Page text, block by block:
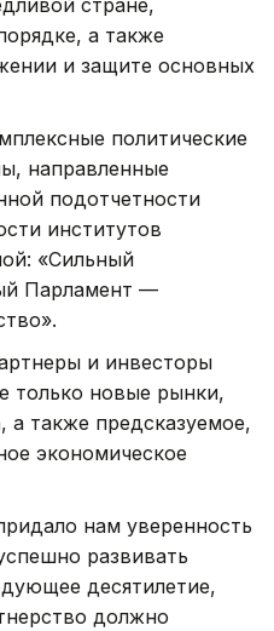
стране,
а также
и защите основных
политические
направленные
подотчетности
институтов
«Сильный
Парламент —
и инвесторы
только новые рынки,
а также предсказуемое,
экономическое
нам уверенность
развивать
десятилетие,
должно